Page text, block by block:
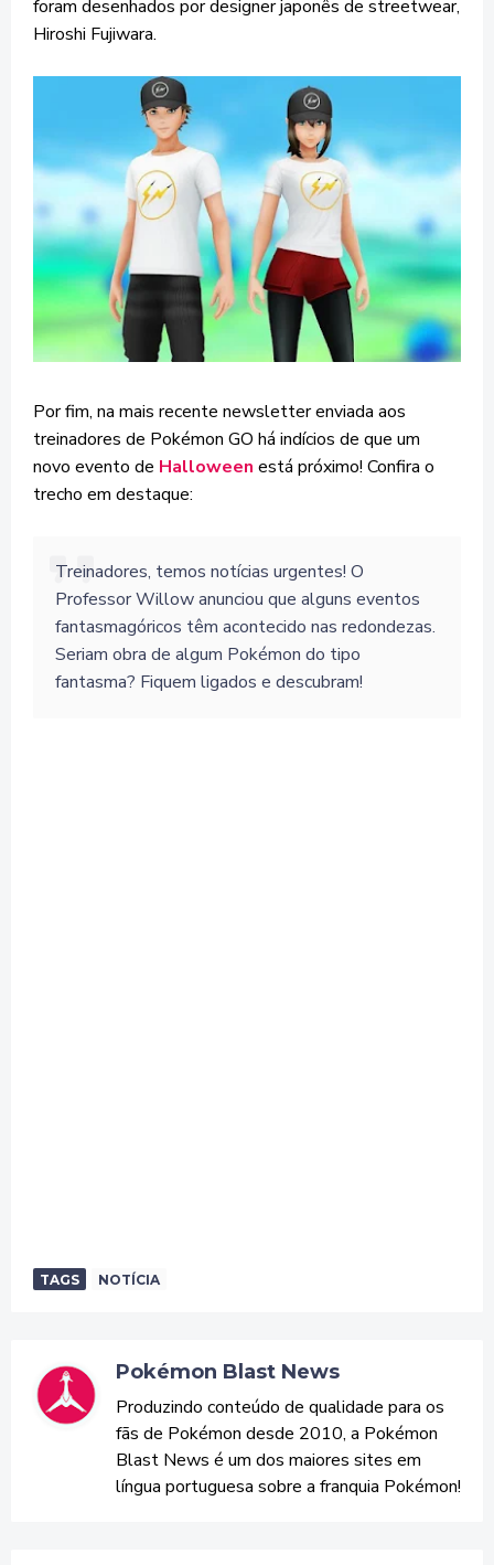
foram desenhados por designer japonês de streetwear,
Hiroshi Fujiwara.
Por fim, na mais recente newsletter enviada aos
treinadores de Pokémon GO há indícios de que um
novo evento de Halloween está próximo! Confira o
trecho em destaque:
Treinadores, temos notícias urgentes! O
Professor Willow anunciou que alguns eventos
fantasmagóricos têm acontecido nas redondezas.
Seriam obra de algum Pokémon do tipo
fantasma? Fiquem ligados e descubram!
TAGS NOTÍCIA
Pokémon Blast News
Produzindo conteúdo de qualidade para os
fãs de Pokémon desde 2010, a Pokémon
Blast News é um dos maiores sites em
língua portuguesa sobre a franquia Pokémon!